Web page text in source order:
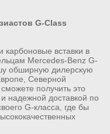
G-Class
карбоновые вставки в
Mercedes-Benz G-
обширную дилерскую
Северной
получить это
надежной доставкой по
G-класса, где бы